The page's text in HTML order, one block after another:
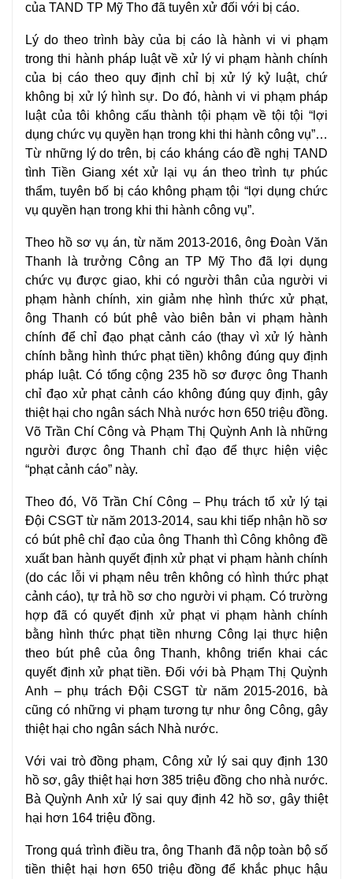
của TAND TP Mỹ Tho đã tuyên xử đối với bị cáo.
Lý do theo trình bày của bị cáo là hành vi vi phạm
trong thi hành pháp luật về xử lý vi phạm hành chính
của bị cáo theo quy định chỉ bị xử lý kỷ luật, chứ
không bị xử lý hình sự. Do đó, hành vi vi phạm pháp
luật của tôi không cấu thành tội phạm về tội tội “lợi
dụng chức vụ quyền hạn trong khi thi hành công vụ”…
Từ những lý do trên, bị cáo kháng cáo đề nghị TAND
tình Tiền Giang xét xử lại vụ án theo trình tự phúc
thẩm, tuyên bố bị cáo không phạm tội “lợi dụng chức
vụ quyền hạn trong khi thi hành công vụ”.
Theo hồ sơ vụ án, từ năm 2013-2016, ông Đoàn Văn
Thanh là trưởng Công an TP Mỹ Tho đã lợi dụng
chức vụ được giao, khi có người thân của người vi
phạm hành chính, xin giảm nhẹ hình thức xử phạt,
ông Thanh có bút phê vào biên bản vi phạm hành
chính để chỉ đạo phạt cảnh cáo (thay vì xử lý hành
chính bằng hình thức phạt tiền) không đúng quy định
pháp luật. Có tổng cộng 235 hồ sơ được ông Thanh
chỉ đạo xử phạt cảnh cáo không đúng quy định, gây
thiệt hại cho ngân sách Nhà nước hơn 650 triệu đồng.
Võ Trần Chí Công và Phạm Thị Quỳnh Anh là những
người được ông Thanh chỉ đạo để thực hiện việc
“phạt cảnh cáo” này.
Theo đó, Võ Trần Chí Công – Phụ trách tổ xử lý tại
Đội CSGT từ năm 2013-2014, sau khi tiếp nhận hồ sơ
có bút phê chỉ đạo của ông Thanh thì Công không đề
xuất ban hành quyết định xử phạt vi phạm hành chính
(do các lỗi vi phạm nêu trên không có hình thức phạt
cảnh cáo), tự trả hồ sơ cho người vi phạm. Có trường
hợp đã có quyết định xử phạt vi phạm hành chính
bằng hình thức phạt tiền nhưng Công lại thực hiện
theo bút phê của ông Thanh, không triển khai các
quyết định xử phạt tiền. Đối với bà Phạm Thị Quỳnh
Anh – phụ trách Đội CSGT từ năm 2015-2016, bà
cũng có những vi phạm tương tự như ông Công, gây
thiệt hại cho ngân sách Nhà nước.
Với vai trò đồng phạm, Công xử lý sai quy định 130
hồ sơ, gây thiệt hại hơn 385 triệu đồng cho nhà nước.
Bà Quỳnh Anh xử lý sai quy định 42 hồ sơ, gây thiệt
hại hơn 164 triệu đồng.
Trong quá trìnhđiều tra, ông Thanh đã nộp toàn bộ số
tiền thiệt hại hơn 650 triệu đồng để khắc phục hậu